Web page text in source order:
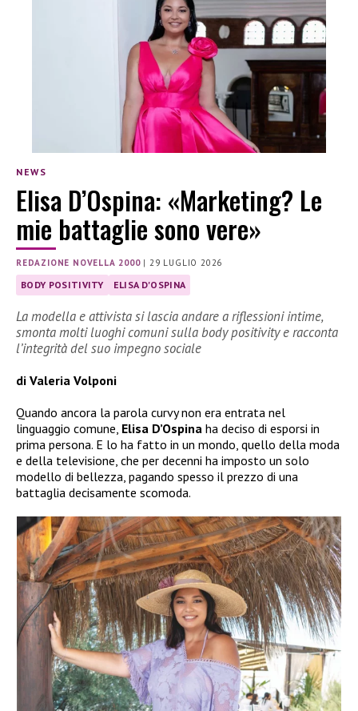
NEWS
Elisa D’Ospina: «Marketing? Le
mie battaglie sono vere»
REDAZIONE NOVELLA 2000| 29 LUGLIO 2026
BODY POSITIVITY ELISA D'OSPINA
La modella e attivista si lascia andare a riflessioni intime,
smonta molti luoghi comuni sulla body positivity e racconta
l’integrità del suo impegno sociale
di Valeria Volponi
Quando ancora la parola curvy non era entrata nel
linguaggio comune, Elisa D’Ospina ha deciso di esporsi in
prima persona. E lo ha fatto in un mondo, quello della moda
e della televisione, che per decenni ha imposto un solo
modello di bellezza, pagando spesso il prezzo di una
battaglia decisamente scomoda.